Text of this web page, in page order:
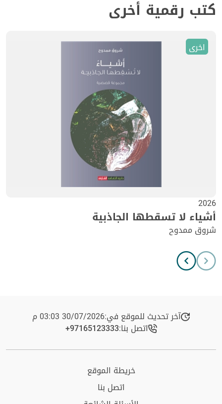
كتب رقمية أخرى
اخرى
2026
أشياء لا تسقطها الجاذبية
شروق ممدوح
آخر تحديث للموقع في:30/07/2026 03:03 م
اتصل بنا:+97165123333​
خريطة الموقع
اتصل بنا